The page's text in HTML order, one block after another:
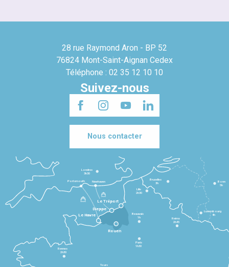
28 rue Raymond Aron - BP 52
76824 Mont-Saint-Aignan Cedex
Téléphone : 02 35 12 10 10
Suivez-nous
Nous contacter
Le Havre
Dieppe
Le Tréport
Rennes
2h30
Tours
Paris
1h30
Beauvais
1h
Reims
2h45
Lille
2h30
Bruxelles
3h
Londres
3h30
Newhaven
Portsmouth
Bonn
5h
Luxembourg
4h
Rouen